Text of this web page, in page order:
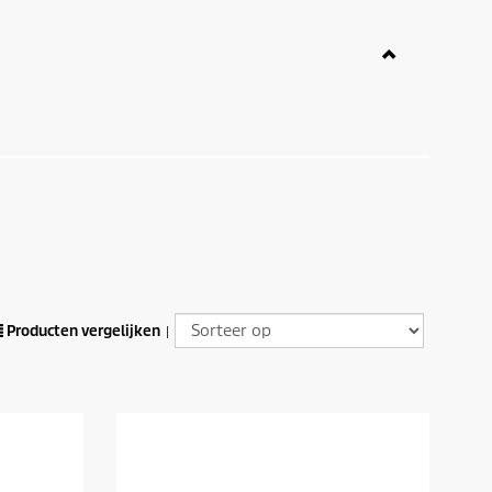
Producten vergelijken |